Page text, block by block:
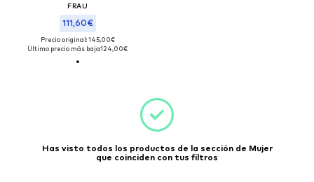
FRAU
111,60€
Precio original: 145,00€
Último precio más bajo:124,00€
Has visto todos los productos de la sección de Mujer
que coinciden con tus filtros